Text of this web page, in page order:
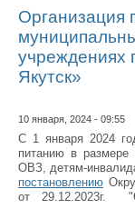
Организация
учреждениях
Якутск»
10 января, 2024 - 09:55
С 1 января 2024
питанию в
ОВЗ, детям-
постановлению
от 29.12.2023г.